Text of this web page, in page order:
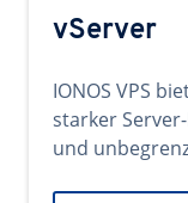
vServer
IONOS VPS
starker
und